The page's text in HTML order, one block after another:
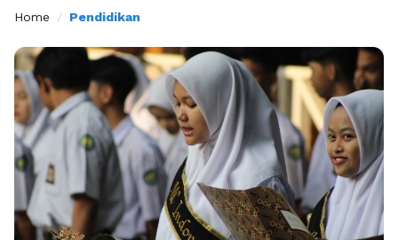
Home / Pendidikan